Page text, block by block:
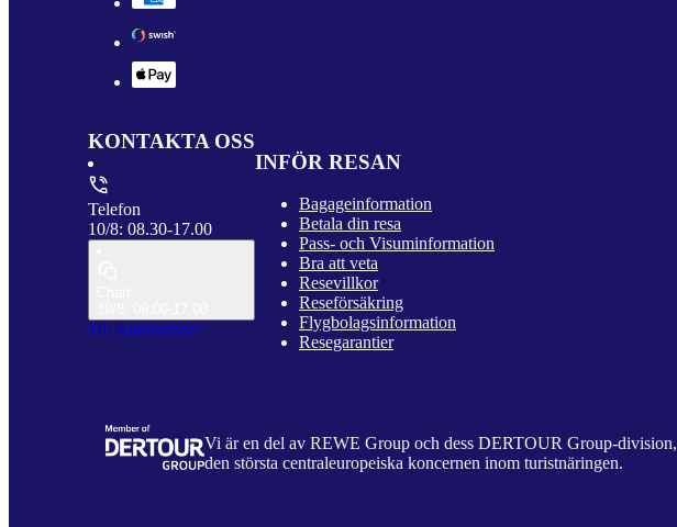
KONTAKTA OSS
Telefon
10/8: 08.30-17.00
Till Kundservice
INFÖR RESAN
Bagageinformation
Betala din resa
Pass- och Visuminformation
Bra att veta
Resevillkor
Reseförsäkring
Flygbolagsinformation
Resegarantier
Vi är en del av REWE Group och dess DERTOUR Group-division,
den största centraleuropeiska koncernen inom turistnäringen.